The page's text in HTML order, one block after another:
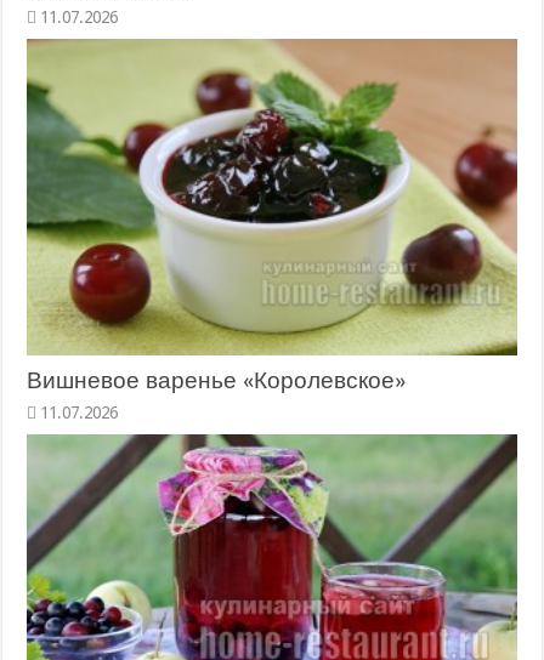
11.07.2026
Вишневое варенье «Королевское»
11.07.2026